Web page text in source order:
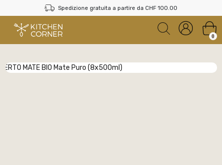
Spedizione gratuita a partire da CHF 100.00
0